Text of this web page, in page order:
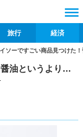
旅行 経済
ソーですごい商品見つけた
油というより…